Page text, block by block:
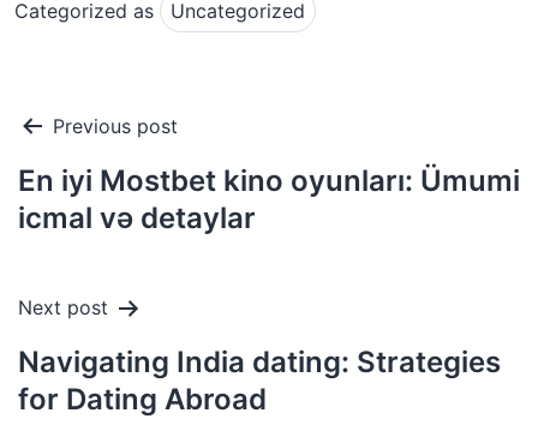
Categorized as
Uncategorized
Post
navigation
Previous post
En iyi Mostbet kino oyunları: Ümumi
icmal və detaylar
Next post
Navigating India dating: Strategies
for Dating Abroad